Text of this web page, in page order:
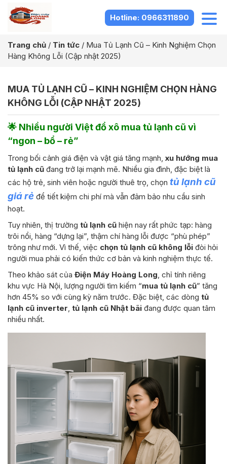
Hotline: 0966311890
Trang chủ / Tin tức / Mua Tủ Lạnh Cũ – Kinh Nghiệm Chọn
Hàng Không Lỗi (Cập nhật 2025)
MUA TỦ LẠNH CŨ – KINH NGHIỆM CHỌN HÀNG
KHÔNG LỖI (CẬP NHẬT 2025)
🌟 Nhiều người Việt đổ xô mua tủ lạnh cũ vì
“ngon – bổ – rẻ”
Trong bối cảnh giá điện và vật giá tăng mạnh, xu hướng mua
tủ lạnh cũ đang trở lại mạnh mẽ. Nhiều gia đình, đặc biệt là
các hộ trẻ, sinh viên hoặc người thuê trọ, chọn tủ lạnh cũ
giá rẻ để tiết kiệm chi phí mà vẫn đảm bảo nhu cầu sinh
hoạt.
Tuy nhiên, thị trường tủ lạnh cũ hiện nay rất phức tạp: hàng
trôi nổi, hàng “dựng lại”, thậm chí hàng lỗi được “phù phép”
trông như mới. Vì thế, việc chọn tủ lạnh cũ không lỗi đòi hỏi
người mua phải có kiến thức cơ bản và kinh nghiệm thực tế.
Theo khảo sát của Điện Máy Hoàng Long, chỉ tính riêng
khu vực Hà Nội, lượng người tìm kiếm “mua tủ lạnh cũ” tăng
hơn 45% so với cùng kỳ năm trước. Đặc biệt, các dòng tủ
lạnh cũ inverter, tủ lạnh cũ Nhật bãi đang được quan tâm
nhiều nhất.